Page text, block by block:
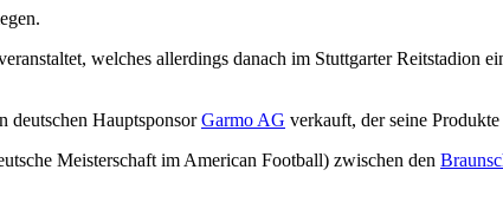
welches allerdings danach im Stuttgarter Reitstadion
deutschen HauptsponsorGarmo AG verkauft, der seine
Meisterschaft im American Football) zwischen den